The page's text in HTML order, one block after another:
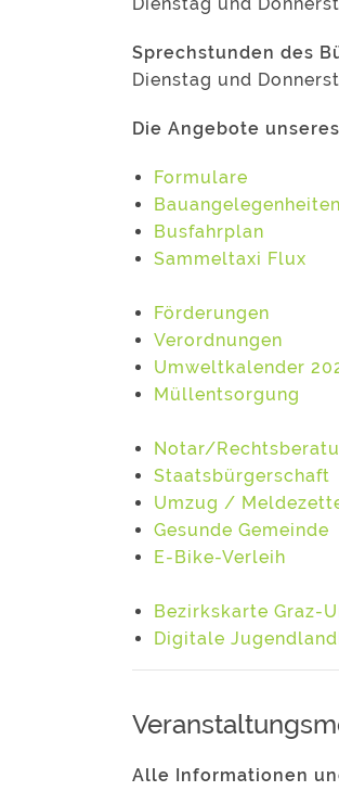
Sprechstunden des
Dienstag und
Die Angebote
Formulare
Bauangelegenheiten
Busfahrplan
Sammeltaxi Flux
Förderungen
Verordnungen
Umweltkalender
Müllentsorgung
Notar/
Staatsbürgerschaft
Umzug /
Gesunde Gemeinde
E-Bike-Verleih
Bezirkskarte Graz-
Digitale
Alle Informationen